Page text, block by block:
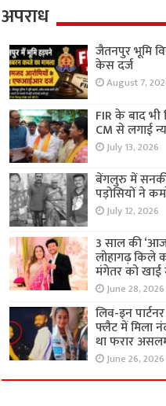
अपराध
जैतनपुर भूमि
केस दर्ज
August 7,
FIR के बाद भी
CM से लगाई
July 13, 2026
बेंगलुरु में सनकी
पड़ोसियों ने
July 12, 2026
3 साल की
लोहागढ़ किले
मंगेतर को
June 28, 2026
लिव-इन
फ्लैट में मिला
था फरार
June 26, 2026